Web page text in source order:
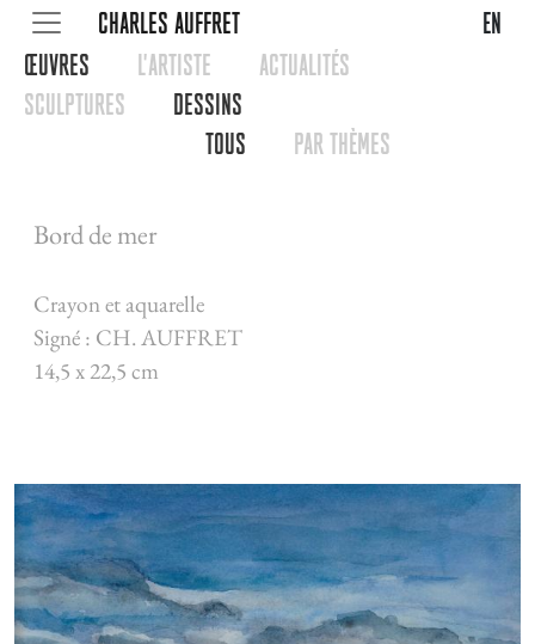
CHARLES AUFFRET
en
œUVRES
L'ARTISTE
ACTUALITéS
SCULPTURES
DESSINS
TOUS
PAR THèMES
Bord de mer
Crayon et aquarelle
Signé : CH. AUFFRET
14,5 x 22,5 cm